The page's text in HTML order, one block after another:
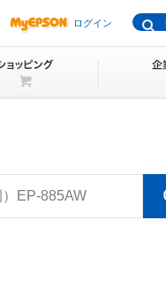
ログイン
）EP-885AW